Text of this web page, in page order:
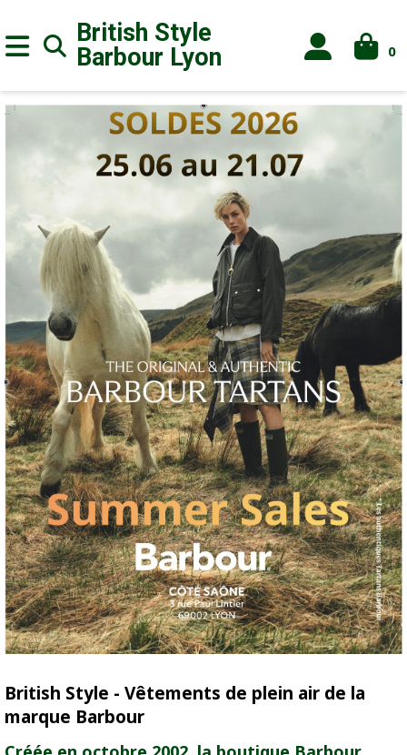
British Style
Barbour Lyon 0
British Style - Vêtements de plein air de la
marque Barbour